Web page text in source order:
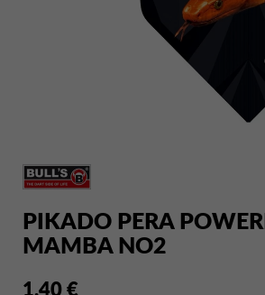
PIKADO PERA
MAMBA NO2
1,40 €